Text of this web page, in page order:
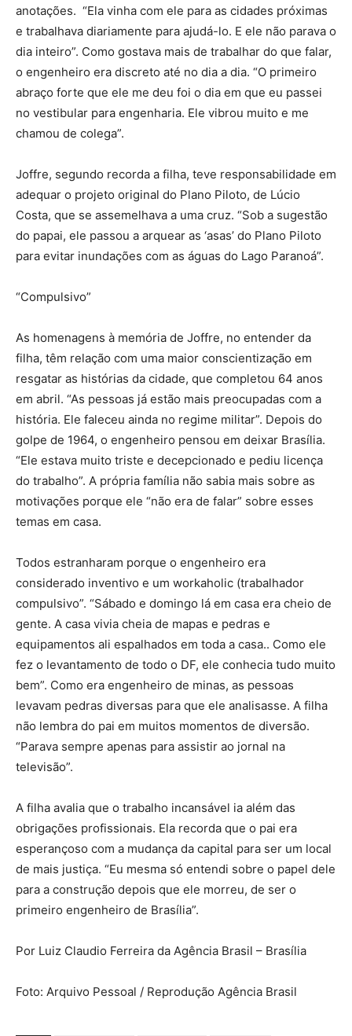
anotações. “Ela vinha com ele para as cidades próximas
e trabalhava diariamente para ajudá-lo. E ele não parava o
dia inteiro”. Como gostava mais de trabalhar do que falar,
o engenheiro era discreto até no dia a dia. “O primeiro
abraço forte que ele me deu foi o dia em que eu passei
no vestibular para engenharia. Ele vibrou muito e me
chamou de colega”.
Joffre, segundo recorda a filha, teve responsabilidade em
adequar o projeto original do Plano Piloto, de Lúcio
Costa, que se assemelhava a uma cruz. “Sob a sugestão
do papai, ele passou a arquear as ‘asas’ do Plano Piloto
para evitar inundações com as águas do Lago Paranoá”.
“Compulsivo”
As homenagens à memória de Joffre, no entender da
filha, têm relação com uma maior conscientização em
resgatar as histórias da cidade, que completou 64 anos
em abril. “As pessoas já estão mais preocupadas com a
história. Ele faleceu ainda no regime militar”. Depois do
golpe de 1964, o engenheiro pensou em deixar Brasília.
“Ele estava muito triste e decepcionado e pediu licença
do trabalho”. A própria família não sabia mais sobre as
motivações porque ele “não era de falar” sobre esses
temas em casa.
Todos estranharam porque o engenheiro era
considerado inventivo e um workaholic (trabalhador
compulsivo”. “Sábado e domingo lá em casa era cheio de
gente. A casa vivia cheia de mapas e pedras e
equipamentos ali espalhados em toda a casa.. Como ele
fez o levantamento de todo o DF, ele conhecia tudo muito
bem”. Como era engenheiro de minas, as pessoas
levavam pedras diversas para que ele analisasse. A filha
não lembra do pai em muitos momentos de diversão.
“Parava sempre apenas para assistir ao jornal na
televisão”.
A filha avalia que o trabalho incansável ia além das
obrigações profissionais. Ela recorda que o pai era
esperançoso com a mudança da capital para ser um local
de mais justiça. “Eu mesma só entendi sobre o papel dele
para a construção depois que ele morreu, de ser o
primeiro engenheiro de Brasília”.
Por Luiz Claudio Ferreira da Agência Brasil – Brasília
Foto: Arquivo Pessoal / Reprodução Agência Brasil